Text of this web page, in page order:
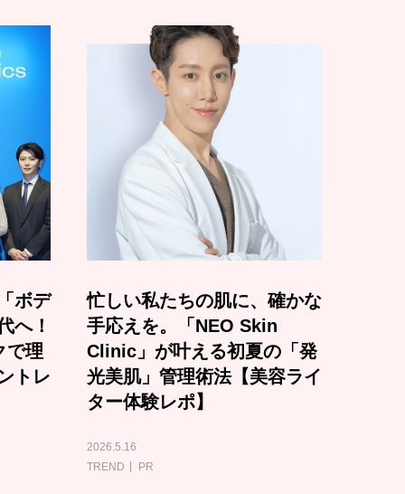
ボデ
へ！
で理
トレ
忙しい私たちの肌に、確かな
手応えを。「NEO Skin
Clinic」が叶える初夏の「発
光美肌」管理術法【美容ライ
ター体験レポ】
2026.5.16
TREND
PR